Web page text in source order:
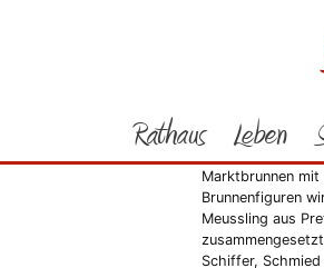
Rathaus Leben
Marktbrunnen: Jetzt
Jetzt wächst
Dezember 2014
Marktbrunnen
Brunnenfiguren
Meussling aus
Schiffer,